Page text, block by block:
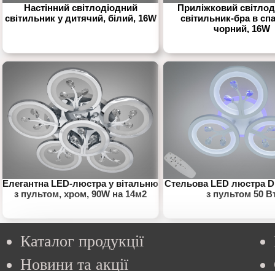
Настінний світлодіодний
світильник у дитячий, білий, 16W
Приліжковий
світильник-бра в
чорний, 16W
Елегантна LED-люстра у вітальню
з пультом, хром, 90W на 14м2
Стельова LED люстра
з пультом 50
Каталог продукції
Новини та акції